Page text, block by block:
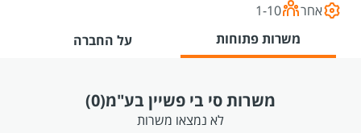
אחר
1-10
משרות פתוחות
על החברה
משרות סי בי פשיין בע"מ(0)
לא נמצאו משרות